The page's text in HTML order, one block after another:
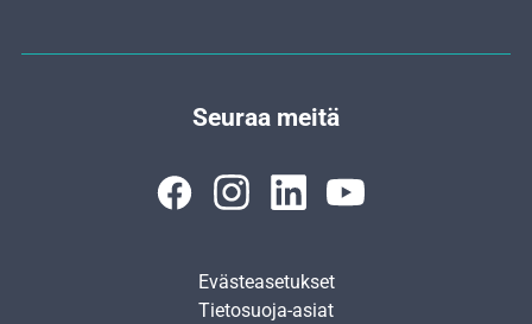
Seuraa meitä
Evästeasetukset
Tietosuoja-asiat